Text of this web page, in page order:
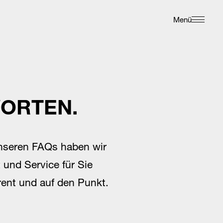
Menü
FAQs haben wir
Service für Sie
und auf den Punkt.